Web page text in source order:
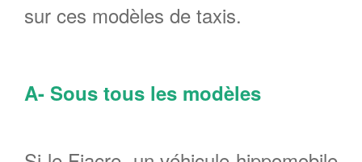
sur ces modèles de taxis.
A- Sous tous les modèles